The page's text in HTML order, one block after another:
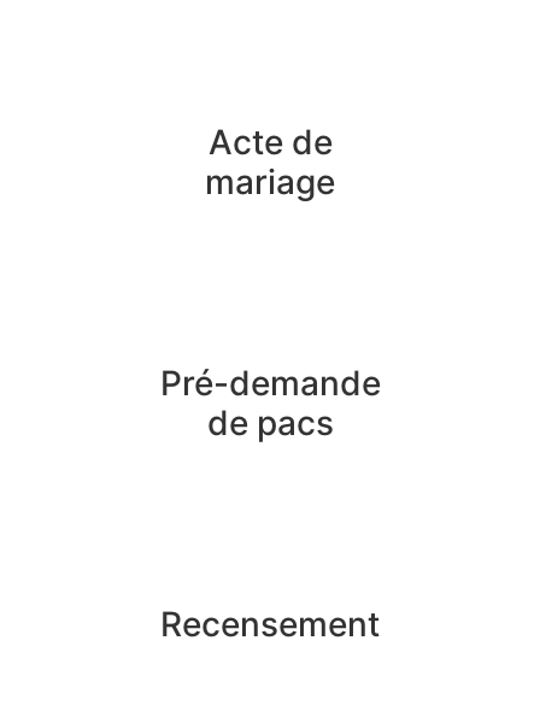
Acte de
mariage
Pré-demande
de pacs
Recensement